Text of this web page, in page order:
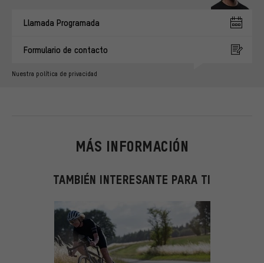
Llamada Programada
Formulario de contacto
Nuestra política de privacidad
MÁS INFORMACIÓN
TAMBIÉN INTERESANTE PARA TI